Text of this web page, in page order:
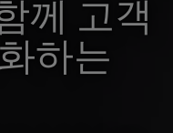
께 고객
하는